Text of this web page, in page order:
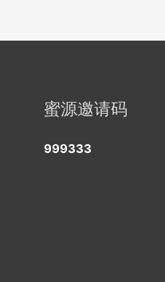
蜜源邀请码
999333